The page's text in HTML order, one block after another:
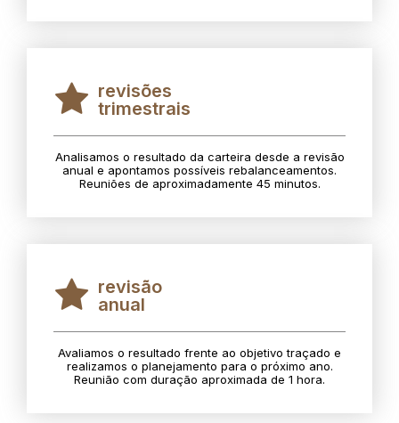
revisões
trimestrais
Analisamos o resultado da carteira desde a revisão
anual e apontamos possíveis rebalanceamentos.
Reuniões de aproximadamente 45 minutos.
revisão
anual
Avaliamos o resultado frente ao objetivo traçado e
realizamos o planejamento para o próximo ano.
Reunião com duração aproximada de 1 hora.